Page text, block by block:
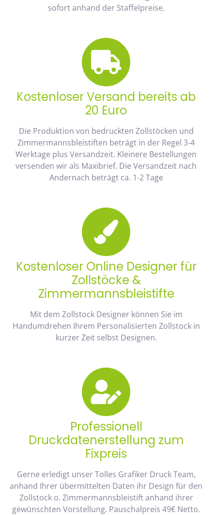
sofort anhand der Staffelpreise.
Kostenloser Versand bereits ab
20 Euro
Die Produktion von bedruckten Zollstöcken und
Zimmermannsbleistiften beträgt in der Regel 3-4
Werktage plus Versandzeit. Kleinere Bestellungen
versenden wir als Maxibrief. Die Versandzeit nach
Andernach beträgt ca. 1-2 Tage
Kostenloser Online Designer für
Zollstöcke &
Zimmermannsbleistifte
Mit dem Zollstock Designer können Sie im
Handumdrehen Ihrem Personalisierten Zollstock in
kurzer Zeit selbst Designen.
Professionell
Druckdatenerstellung zum
Fixpreis
Gerne erledigt unser Tolles Grafiker Druck Team,
anhand Ihrer übermittelten Daten ihr Design für den
Zollstock o. Zimmermannsbleistift anhand ihrer
gewünschten Vorstellung. Pauschalpreis 49€ Netto.